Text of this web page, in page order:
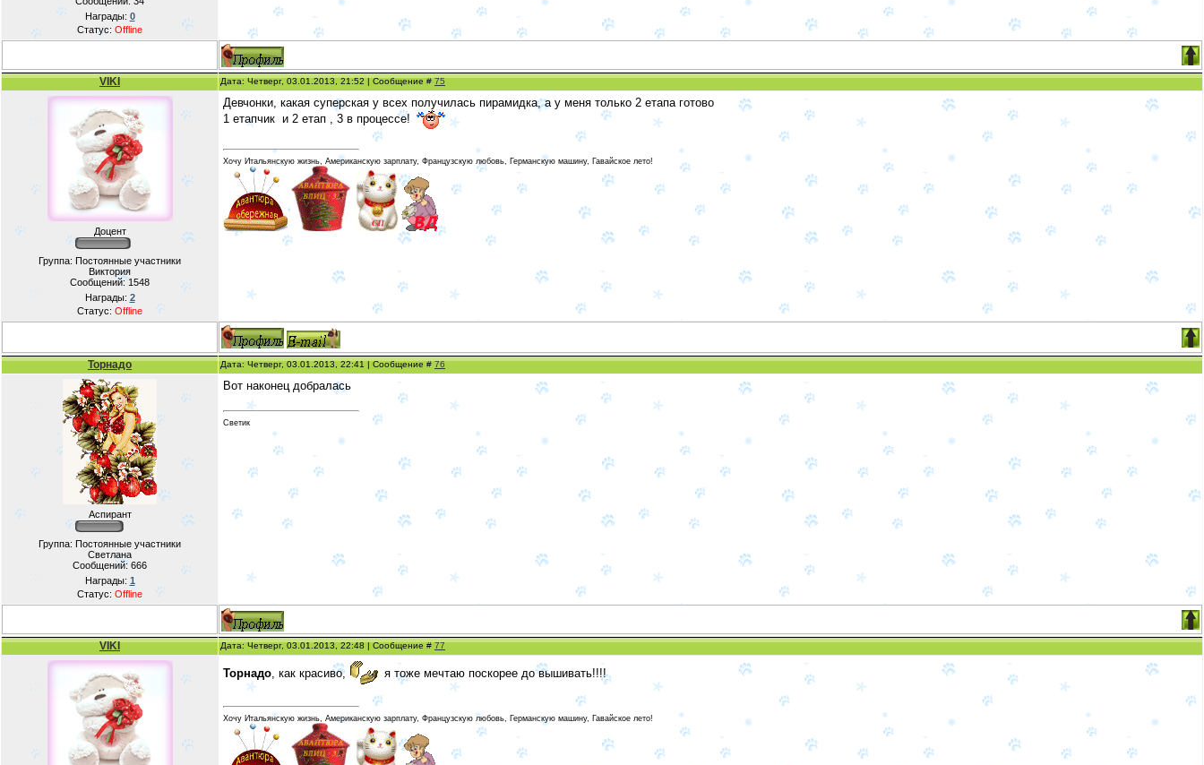
Награды: 0
Статус: Offline
VIKI Дата: Четверг, 03.01.2013, 21:52 | Сообщение #75
Доцент
Группа: Постоянные участники
Виктория
Сообщений:1548
Награды: 2
Статус: Offline
Девчонки, какая суперская у всех получилась пирамидка, а у меня только 2 етапа готово
1 етапчик и 2 етап , 3 в процессе!
Хочу Итальянскую жизнь, Американскую зарплату, Французскую любовь, Германскую машину, Гавайское лето!
Торнадо Дата: Четверг, 03.01.2013, 22:41 | Сообщение #76
Аспирант
Группа: Постоянные участники
Светлана
Сообщений: 666
Награды: 1
Статус: Offline
Вот наконец добралась
Светик
VIKI Дата: Четверг, 03.01.2013, 22:48 | Сообщение #77
Торнадо , как красиво, я тоже мечтаю поскорее до вышивать!!!!
Хочу Итальянскую жизнь, Американскую зарплату, Французскую любовь, Германскую машину, Гавайское лето!